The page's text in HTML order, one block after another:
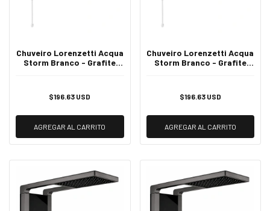
Chuveiro Lorenzetti Acqua
Storm Branco - Grafite
$196.63 USD
AGREGAR AL CARRITO
Chuveiro Lorenzetti Acqua
Storm Branco - Grafite
$196.63 USD
AGREGAR AL CARRITO